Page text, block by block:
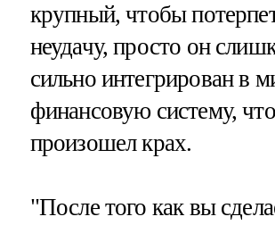
крупный, чтобы
неудачу, просто он
сильно интегрирован в
финансовую систему,
произошел крах.
"После того как вы